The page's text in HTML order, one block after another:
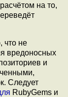
на то,
что не
вредоносных
и
Следует
RubyGems и